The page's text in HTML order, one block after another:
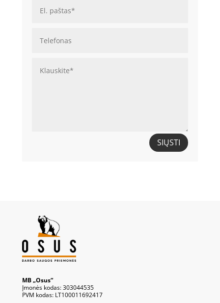
SIŲSTI
MB „Osus“
Įmonės kodas: 303044535
PVM kodas: LT100011692417